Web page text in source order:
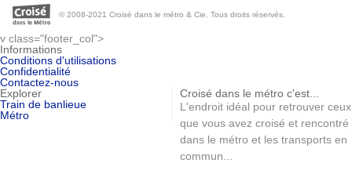
© 2008-2021 Croisé dans le métro & Cie. Tous droits réservés.
v class="footer_col">
Informations
Conditions d'utilisations
Confidentialité
Contactez-nous
Explorer
Train de banlieue
Métro
Croisé dans le métro c'est...
L'endroit idéal pour retrouver ceux
que vous avez croisé et rencontré
dans le métro et les transports en
commun...